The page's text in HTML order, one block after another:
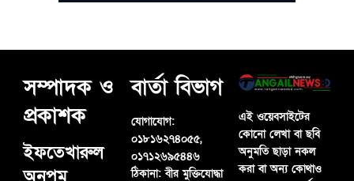
সম্পাদক ও
প্রকাশক
ইফতেখারুল
বার্তা বিভাগ
যোগাযোগ:
০১৮১৬২৭৪০৫৫,
০১৭১২৬৯৫৪৪৬
ঠিকানা:বীর মুক্তিযোদ্ধা
এই ওয়েবসাইটের
কোনো লেখা বা ছবি
অনুমতি ছাড়া নকল
করা বা অন্য কোথাও